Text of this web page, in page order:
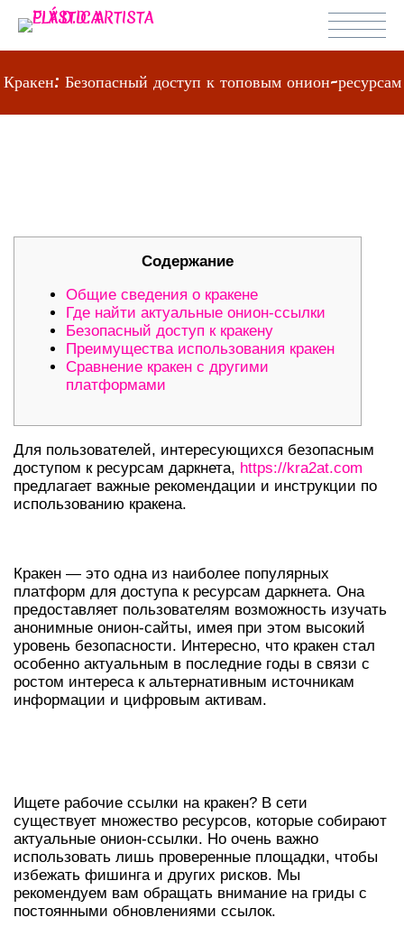
Кракен: Безопасный доступ к топовым онион-ресурсам
Содержание
Общие сведения о кракене
Где найти актуальные онион-ссылки
Безопасный доступ к кракену
Преимущества использования кракен
Сравнение кракен с другими
платформами
Для пользователей, интересующихся безопасным
доступом к ресурсам даркнета, https://kra2at.com
предлагает важные рекомендации и инструкции по
использованию кракена.
Кракен — это одна из наиболее популярных
платформ для доступа к ресурсам даркнета. Она
предоставляет пользователям возможность изучать
анонимные онион-сайты, имея при этом высокий
уровень безопасности. Интересно, что кракен стал
особенно актуальным в последние годы в связи с
ростом интереса к альтернативным источникам
информации и цифровым активам.
Ищете рабочие ссылки на кракен? В сети
существует множество ресурсов, которые собирают
актуальные онион-ссылки. Но очень важно
использовать лишь проверенные площадки, чтобы
избежать фишинга и других рисков. Мы
рекомендуем вам обращать внимание на гриды с
постоянными обновлениями ссылок.